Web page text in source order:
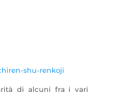
shu-renkoji
di alcuni fra i vari